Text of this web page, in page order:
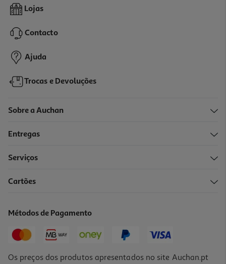
Lojas
Contacto
Ajuda
Trocas e Devoluções
Sobre a Auchan
Entregas
Serviços
Cartões
Métodos de Pagamento
Os preços dos produtos apresentados no site Auchan.pt